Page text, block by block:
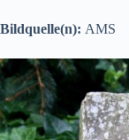
Bildquelle(n): AMS